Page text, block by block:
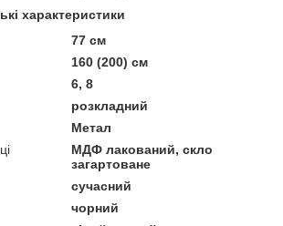
характеристики
77 см
160 (200) см
6, 8
розкладний
Метал
МДФ лакований, скло
загартоване
сучасний
чорний